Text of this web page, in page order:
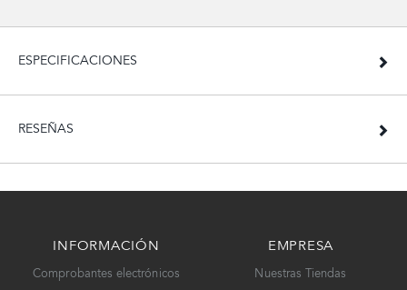
ESPECIFICACIONES
RESEÑAS
INFORMACIÓN
Comprobantes electrónicos
EMPRESA
Nuestras Tiendas